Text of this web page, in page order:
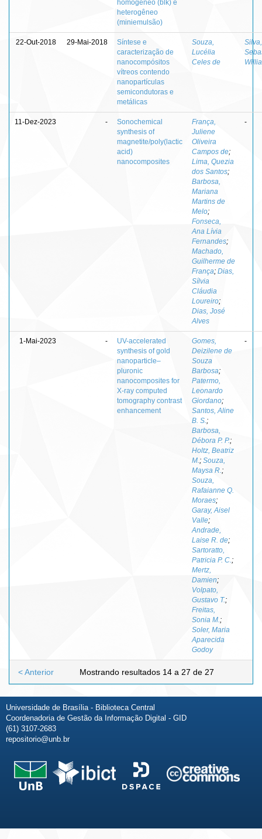
homogêneo (blk) e
heterogêneo
(miniemulsão)
22-Out-2018 29-Mai-2018
Síntese e
caracterização de
nanocompósitos
vítreos contendo
nanopartículas
semicondutoras e
metálicas
Souza,
Lucélia
Celes de
Silva,
11-Dez-2023 -
Sonochemical
synthesis of
magnetite/poly(lactic
acid)
nanocomposites
França,
Juliene
Oliveira
Campos de;
Lima, Quezia
dos Santos;
Barbosa,
Mariana
Martins de
Melo;
Fonseca,
Ana Lívia
Fernandes;
Machado,
Guilherme de
França; Dias,
Sílvia
Cláudia
Loureiro;
Dias, José
Alves
-
1-Mai-2023 -
UV-accelerated
synthesis of gold
nanoparticle–
pluronic
nanocomposites for
X-ray computed
tomography contrast
enhancement
Gomes,
Deizilene de
Souza
Barbosa;
Patermo,
Leonardo
Giordano;
Santos, Aline
B. S. ;
Barbosa,
Débora P. P.;
Holtz, Beatriz
M. ; Souza,
Maysa R. ;
Souza,
Rafaianne Q.
Moraes;
Garay, Aisel
Valle;
Andrade,
Laise R. de;
Sartoratto,
Patricia P. C. ;
Mertz,
Damien;
Volpato,
Gustavo T.;
Freitas,
Sonia M. ;
Soler, Maria
Aparecida
Godoy
-
Mostrando resultados 14 a 27 de 27
< Anterior
Universidade de Brasília - Biblioteca Central
Coordenadoria de Gestão da Informação Digital - GID
(61) 3107-2683
repositorio@unb.br